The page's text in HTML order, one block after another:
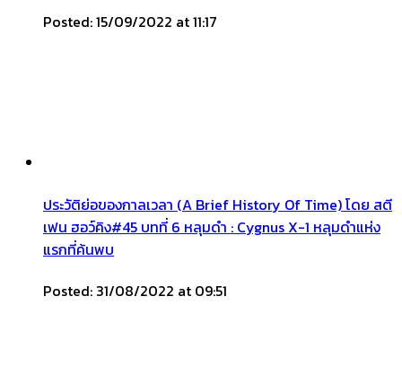
Posted: 15/09/2022 at 11:17
ประวัติย่อของกาลเวลา (A Brief History Of Time) โดย สตี
เฟน ฮอว์คิง#45 บทที่ 6 หลุมดำ : Cygnus X-1 หลุมดำแห่ง
แรกที่ค้นพบ
Posted: 31/08/2022 at 09:51